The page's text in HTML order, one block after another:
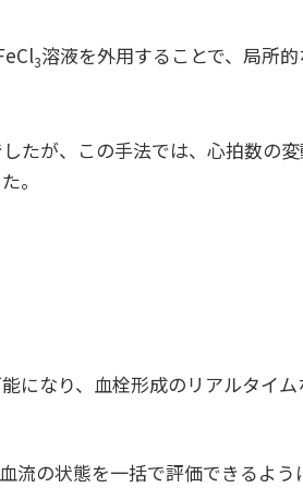
3溶液を外用することで、局所
たが、この手法では、心拍数の
。
になり、血栓形成のリアルタイ
流の状態を一括で評価できるよう